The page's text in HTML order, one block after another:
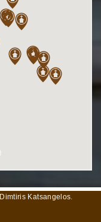
Dimtiris Katsangelos.